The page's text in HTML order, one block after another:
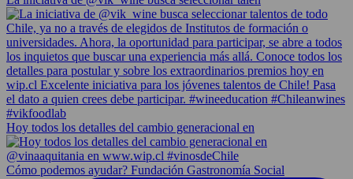
Hoy todos los detalles del cambio generacional en
Cómo podemos ayudar? Fundación Gastronomía Social